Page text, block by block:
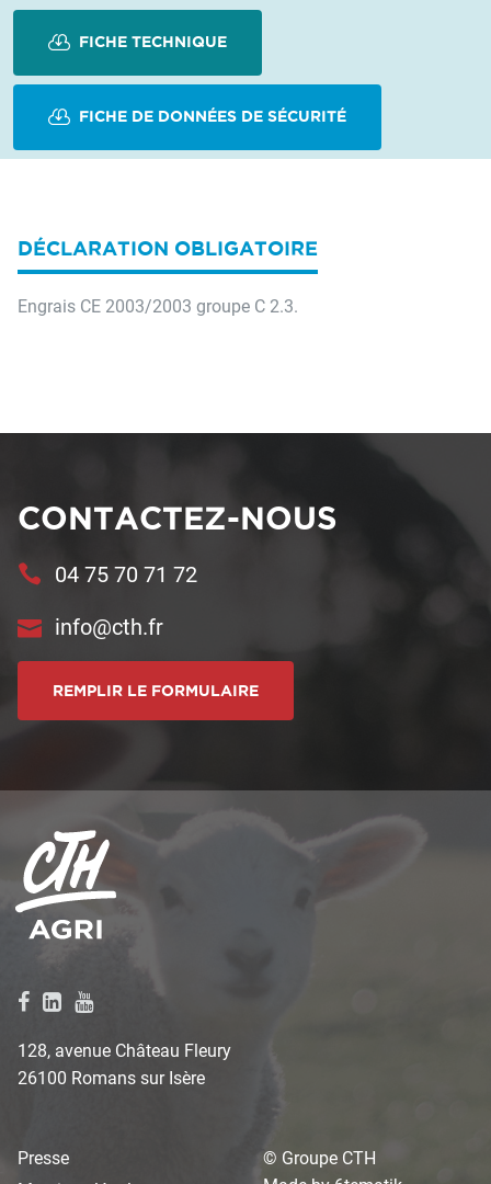
FICHE TECHNIQUE
FICHE DE DONNÉES DE SÉCURITÉ
DÉCLARATION OBLIGATOIRE
Engrais CE 2003/2003 groupe C 2.3.
CONTACTEZ-NOUS
04 75 70 71 72
info@cth.fr
REMPLIR LE FORMULAIRE
128, avenue Château Fleury
26100 Romans sur Isère
Presse
© Groupe CTH